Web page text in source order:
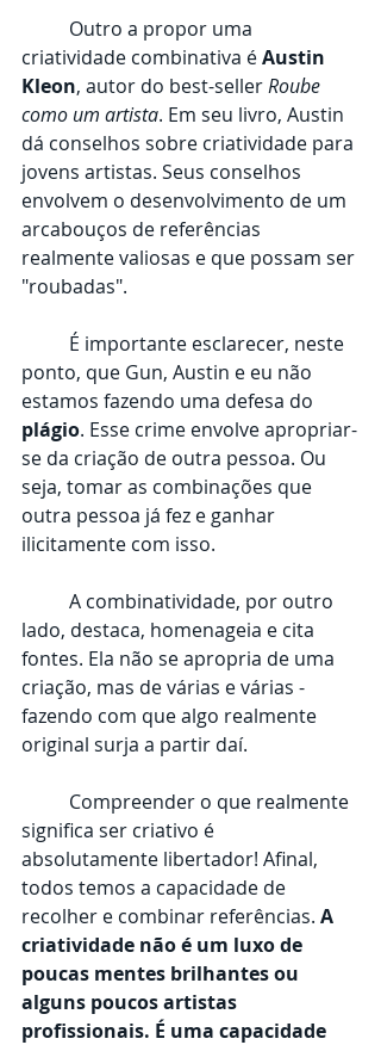
criatividade combinativa é Austin
Kleon, autor do best-seller Roube
como um artista. Em seu livro, Austin
dá conselhos sobre criatividade para
jovens artistas. Seus conselhos
envolvem o desenvolvimento de um
arcabouços de referências
realmente valiosas e que possam ser
"roubadas".
ponto, que Gun, Austin e eu não
estamos fazendo uma defesa do
plágio. Esse crime envolve apropriar-
se da criação de outra pessoa. Ou
seja, tomar as combinações que
outra pessoa já fez e ganhar
ilicitamente com isso.
lado, destaca, homenageia e cita
fontes. Ela não se apropria de uma
criação, mas de várias e várias -
fazendo com que algo realmente
original surja a partir daí.
significa ser criativo é
absolutamente libertador! Afinal,
todos temos a capacidade de
recolher e combinar referências. A
criatividade não é um luxo de
poucas mentes brilhantes ou
alguns poucos artistas
profissionais. É uma capacidade